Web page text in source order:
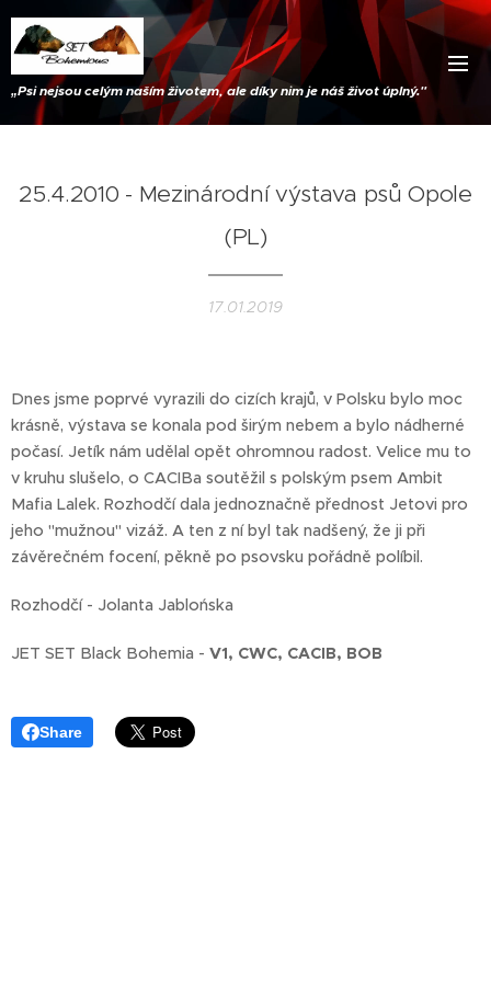
„Psi nejsou celým naším životem, ale díky nim je náš život úplný."
25.4.2010 - Mezinárodní výstava psů Opole
(PL)
17.01.2019
Dnes jsme poprvé vyrazili do cizích krajů, v Polsku bylo moc
krásně, výstava se konala pod širým nebem a bylo nádherné
počasí. Jetík nám udělal opět ohromnou radost. Velice mu to
v kruhu slušelo, o CACIBa soutěžil s polským psem Ambit
Mafia Lalek. Rozhodčí dala jednoznačně přednost Jetovi pro
jeho "mužnou" vizáž. A ten z ní byl tak nadšený, že ji při
závěrečném focení, pěkně po psovsku pořádně políbil.
Rozhodčí - Jolanta Jablońska
JET SET Black Bohemia - V1, CWC, CACIB, BOB
Share